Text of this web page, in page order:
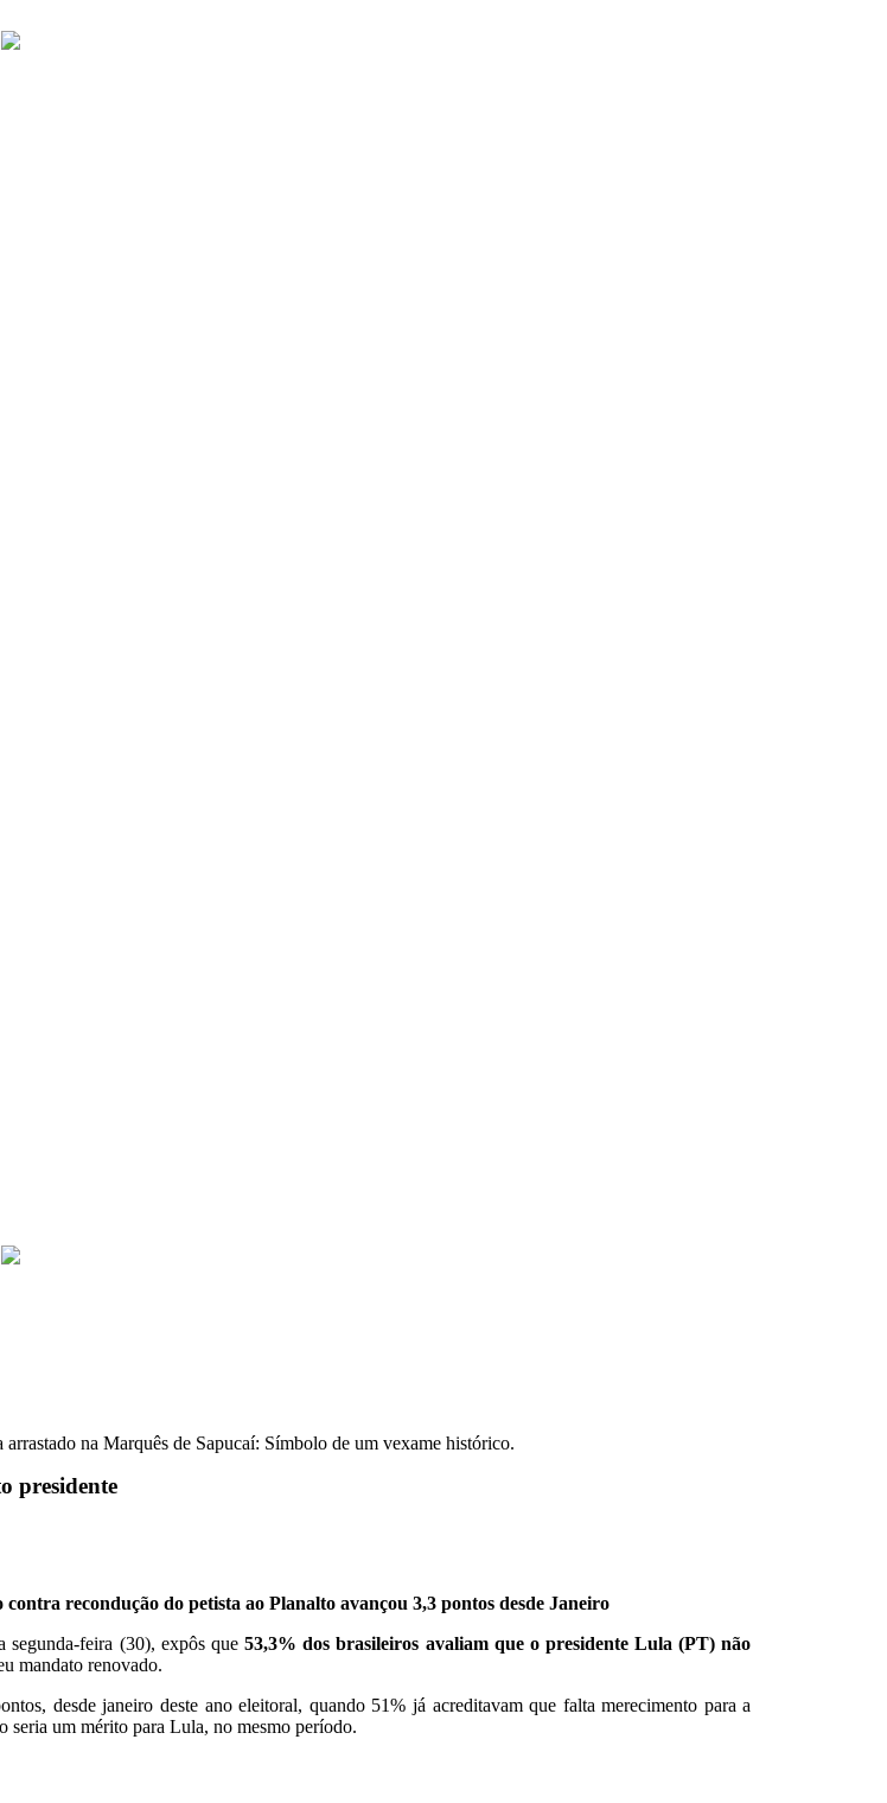
na Marquês de Sapucaí: Símbolo de um vexame histórico.
presidente
recondução do petista ao Planalto avançou 3,3 pontos desde Janeiro
segunda-feira (30), expôs que53,3% dos brasileiros avaliam que o presidente Lula (PT) não
mandato renovado.
desde janeiro deste ano eleitoral, quando 51% já acreditavam que falta merecimento para a
seria um mérito para Lula, no mesmo período.